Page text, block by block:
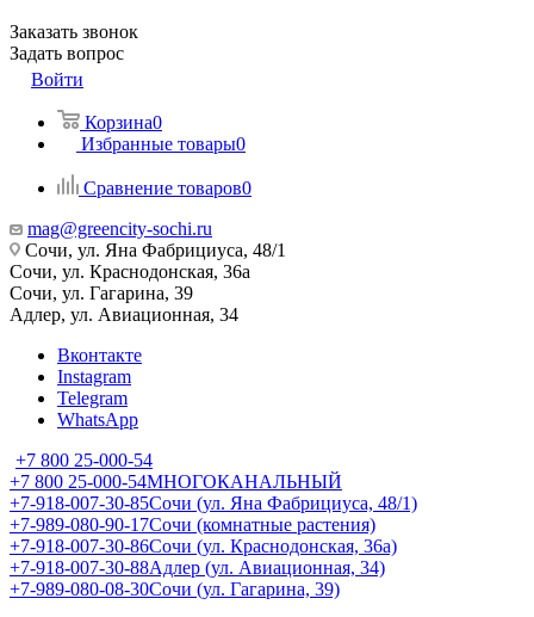
Заказать звонок
Задать вопрос
Войти
Корзина0
Избранные товары0
Сравнение товаров0
mag@greencity-sochi.ru
Сочи, ул. Яна Фабрициуса, 48/1
Сочи, ул. Краснодонская, 36а
Сочи, ул. Гагарина, 39
Адлер, ул. Авиационная, 34
Вконтакте
Instagram
Telegram
WhatsApp
+7 800 25-000-54
+7 800 25-000-54МНОГОКАНАЛЬНЫЙ
+7-918-007-30-85Сочи (ул. Яна Фабрициуса, 48/1)
+7-989-080-90-17Сочи (комнатные растения)
+7-918-007-30-86Сочи (ул. Краснодонская, 36а)
+7-918-007-30-88Адлер (ул. Авиационная, 34)
+7-989-080-08-30Сочи (ул. Гагарина, 39)